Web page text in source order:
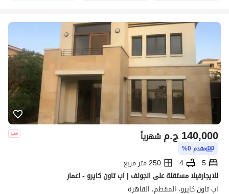
ج.م140,000 شهرياً
مقدم 0%
5
4
250 متر مربع
للايجارفيلا مستقلة على الجولف | اب تاون كايرو - اعمار
اب تاون كايرو، المقطم، القاهرة